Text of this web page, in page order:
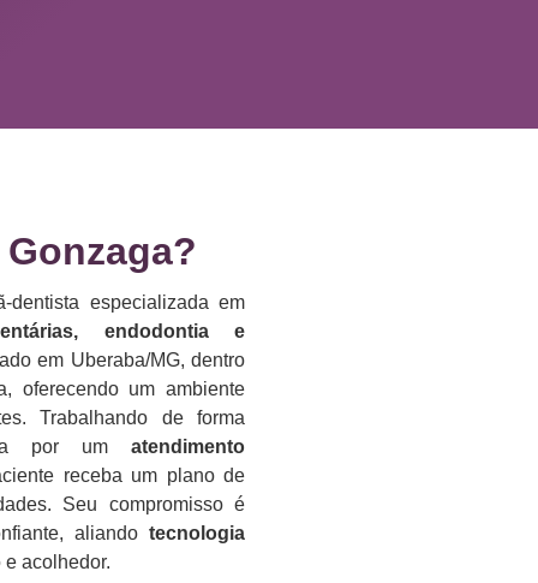
especializada em
endodontia e
em Uberaba/MG, dentro
oferecendo um ambiente
Trabalhando de forma
por um atendimento
receba um plano de
Seu compromisso é
aliando tecnologia
acolhedor.